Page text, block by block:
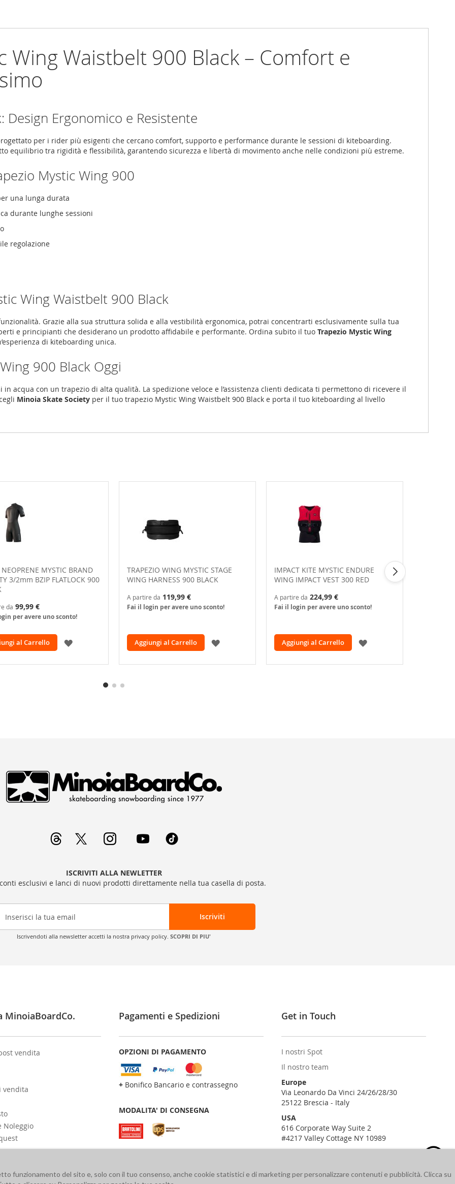
Wing Waistbelt 900 Black – Comfort e
Design Ergonomico e Resistente
per i rider più esigenti che cercano comfort, supporto e performance durante le sessioni di kiteboarding.
equilibrio tra rigidità e flessibilità, garantendo sicurezza e libertà di movimento anche nelle condizioni più estreme.
Mystic Wing 900
una lunga durata
durante lunghe sessioni
regolazione
Wing Waistbelt 900 Black
Grazie alla sua struttura solida e alla vestibilità ergonomica, potrai concentrarti esclusivamente sulla tua
e principianti che desiderano un prodotto affidabile e performante. Ordina subito il tuo Trapezio Mystic Wing
di kiteboarding unica.
900 Black Oggi
acqua con un trapezio di alta qualità. La spedizione veloce e l’assistenza clienti dedicata ti permettono di ricevere il
Minoia Skate Society per il tuo trapezio Mystic Wing Waistbelt 900 Black e porta il tuo kiteboarding al livello
MYSTIC BRAND
3/2mm BZIP FLATLOCK 900
da 99,99 €
per avere uno sconto!
al Carrello
AGGIUNGI
TRAPEZIO WING MYSTIC STAGE
WING HARNESS 900 BLACK
A partire da 119,99 €
Fai il login per avere uno sconto!
Aggiungi al Carrello
AGGIUNGI
IMPACT KITE MYSTIC ENDURE
WING IMPACT VEST 300 RED
A partire da 224,99 €
Fai il login per avere uno sconto!
Aggiungi al Carrello
AGGIUNGI
ISCRIVITI ALLA NEWLETTER
esclusivi e lanci di nuovi prodotti direttamente nella tua casella di posta.
Iscriviti
Iscrivendoti alla newsletter accetti la nostra privacy policy. SCOPRI DI PIU'
MinoiaBoardCo.
vendita
vendita
Noleggio
Pagamenti e Spedizioni
OPZIONI DI PAGAMENTO
+ Bonifico Bancario e contrassegno
MODALITA' DI CONSEGNA
Get in Touch
I nostri Spot
Il nostro team
Europe
Via Leonardo Da Vinci 24/26/28/30
25122 Brescia - Italy
USA
616 Corporate Way Suite 2
#4217 Valley Cottage NY 10989
funzionamento del sito e, solo con il tuo consenso, anche cookie statistici e di marketing per personalizzare contenuti e pubblicità. Clicca su